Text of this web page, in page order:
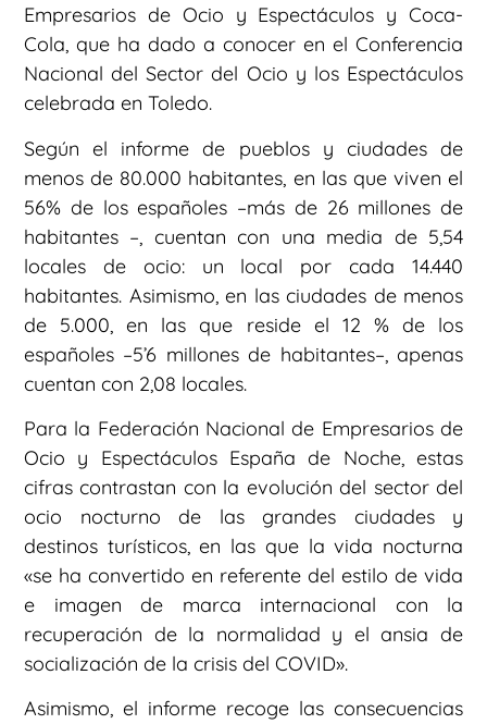
Empresarios de Ocio y Espectáculos y Coca-
Cola, que ha dado a conocer en el Conferencia
Nacional del Sector del Ocio y los Espectáculos
celebrada en Toledo.
Según el informe de pueblos y ciudades de
menos de 80.000 habitantes, en las que viven el
56% de los españoles –más de 26 millones de
habitantes –, cuentan con una media de 5,54
locales de ocio: un local por cada 14.440
habitantes. Asimismo, en las ciudades de menos
de 5.000, en las que reside el 12 % de los
españoles –5’6 millones de habitantes–, apenas
cuentan con 2,08 locales.
Para la Federación Nacional de Empresarios de
Ocio y Espectáculos España de Noche, estas
cifras contrastan con la evolución del sector del
ocio nocturno de las grandes ciudades y
destinos turísticos, en las que la vida nocturna
«se ha convertido en referente del estilo de vida
e imagen de marca internacional con la
recuperación de la normalidad y el ansia de
socialización de la crisis del COVID».
Asimismo, el informe recoge las consecuencias